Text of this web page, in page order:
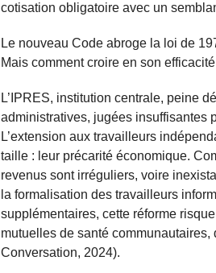
cotisation obligatoire avec un
Le nouveau Code abroge la loi de
Mais comment croire en son
L’IPRES, institution centrale, peine
administratives, jugées insuffisantes
L’extension aux travailleurs
taille : leur précarité économique.
revenus sont irréguliers, voire
la formalisation des travailleurs
supplémentaires, cette réforme
mutuelles de santé
Conversation, 2024).